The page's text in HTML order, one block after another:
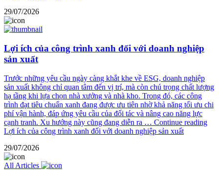
29/07/2026
Lợi ích của công trình xanh đối với doanh nghiệp
sản xuất
Trước những yêu cầu ngày càng khắt khe về ESG, doanh nghiệp
sản xuất không chỉ quan tâm đến vị trí, mà còn chú trọng chất lượng
hạ tầng khi lựa chọn nhà xưởng và nhà kho. Trong đó, các công
trình đạt tiêu chuẩn xanh đang được ưu tiên nhờ khả năng tối ưu chi
phí vận hành, đáp ứng yêu cầu của đối tác và nâng cao năng lực
cạnh tranh. Xu hướng này cũng đang diễn ra … Continue reading
Lợi ích của công trình xanh đối với doanh nghiệp sản xuất
29/07/2026
All Articles